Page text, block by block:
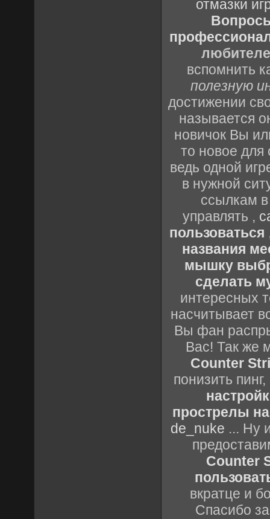
отмазки
вспомнить
полезную
достижении
называется
новичок Вы
то новое для
ведь одной
в нужной
ссылкам
управлять ,
пользоваться
названия
мышку
сделать
интересных
насчитывает
Вы фан
Вас! Так же
Counter
понизить
прострелы
de_nuke ... Ну
Counter
вкратце и
Спасибо